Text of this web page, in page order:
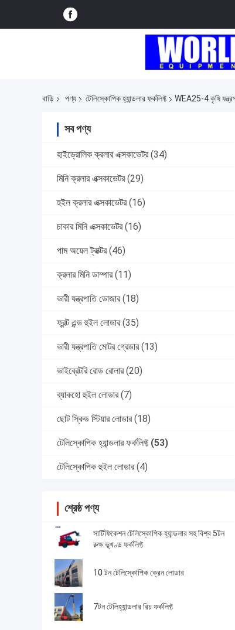
বাড়ি পণ্য টেলিস্কোপিক হ্যান্ডলার ফর্কলিফ্ট WEA25-4 কৃষি
সব পণ্য
হাইড্রোলিক ক্রলার এক্সকাভেটর (34)
মিনি ক্রলার এক্সকাভেটর (29)
হুইল ক্রলার এক্সকাভেটর (16)
চাকার মিনি এক্সকাভেটর (16)
পাম অয়েল ট্রাক্টর (46)
ক্রলার মিনি ডাম্পার (11)
ভারী যন্ত্রপাতি ডোজার (18)
ফ্রন্ট এন্ড হুইল লোডার (35)
ভারী যন্ত্রপাতি মোটর গ্রেডার (13)
ভাইব্রেটরি রোড রোলার (20)
ব্যাকহো হুইল লোডার (7)
ছোট স্কিড স্টিয়ার লোডার (18)
টেলিস্কোপিক হ্যান্ডলার ফর্কলিফ্ট (53)
টেলিস্কোপিক হুইল লোডার (4)
শ্রেষ্ঠ পণ্য
সার্টিফিকেশন টেলিস্কোপিক হ্যান্ডলার সহ বিশ্ব 5টন
রুক্ষ ভূখণ্ড ফর্কলিফ্ট
10 টন টেলিস্কোপিক ক্রেন লোডার
7টন টেলিহ্যান্ডলার রিচ ফর্কলিফ্ট